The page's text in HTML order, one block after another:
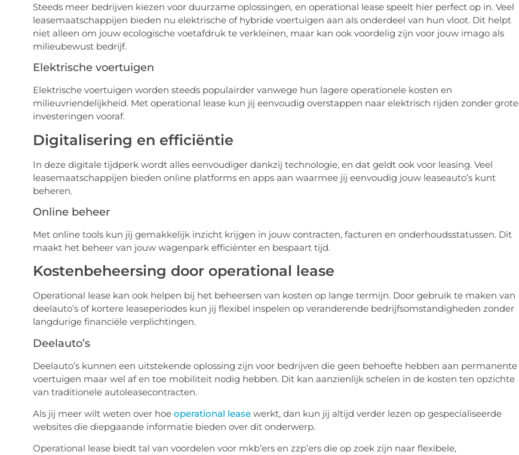
Steeds meer bedrijven kiezen voor duurzame oplossingen, en operational lease speelt hier perfect op in. Veel
leasemaatschappijen bieden nu elektrische of hybride voertuigen aan als onderdeel van hun vloot. Dit helpt
niet alleen om jouw ecologische voetafdruk te verkleinen, maar kan ook voordelig zijn voor jouw imago als
milieubewust bedrijf.
Elektrische voertuigen
Elektrische voertuigen worden steeds populairder vanwege hun lagere operationele kosten en
milieuvriendelijkheid. Met operational lease kun jij eenvoudig overstappen naar elektrisch rijden zonder grote
investeringen vooraf.
Digitalisering en efficiëntie
In deze digitale tijdperk wordt alles eenvoudiger dankzij technologie, en dat geldt ook voor leasing. Veel
leasemaatschappijen bieden online platforms en apps aan waarmee jij eenvoudig jouw leaseauto’s kunt
beheren.
Online beheer
Met online tools kun jij gemakkelijk inzicht krijgen in jouw contracten, facturen en onderhoudsstatussen. Dit
maakt het beheer van jouw wagenpark efficiënter en bespaart tijd.
Kostenbeheersing door operational lease
Operational lease kan ook helpen bij het beheersen van kosten op lange termijn. Door gebruik te maken van
deelauto’s of kortere leaseperiodes kun jij flexibel inspelen op veranderende bedrijfsomstandigheden zonder
langdurige financiële verplichtingen.
Deelauto’s
Deelauto’s kunnen een uitstekende oplossing zijn voor bedrijven die geen behoefte hebben aan permanente
voertuigen maar wel af en toe mobiliteit nodig hebben. Dit kan aanzienlijk schelen in de kosten ten opzichte
van traditionele autoleasecontracten.
Als jij meer wilt weten over hoe operational leasewerkt, dan kun jij altijd verder lezen op gespecialiseerde
websites die diepgaande informatie bieden over dit onderwerp.
Operational lease biedt tal van voordelen voor mkb’ers en zzp’ers die op zoek zijn naar flexibele,